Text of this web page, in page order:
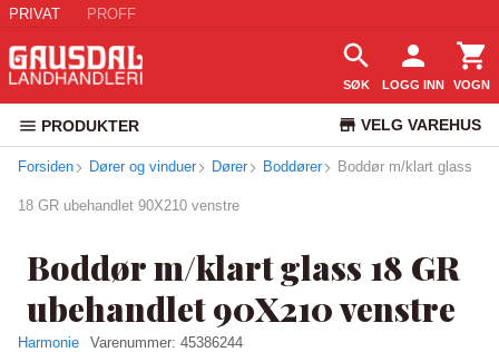
PRIVAT PROFF
SØK LOGG INN VOGN
PRODUKTER VELG VAREHUS
KUNDESERVICE
Forsiden Dører og vinduer Dører Boddører Boddør m/klart glass
18 GR ubehandlet 90X210 venstre
Boddør m/klart glass 18 GR
ubehandlet 90X210 venstre
Harmonie Varenummer: 45386244